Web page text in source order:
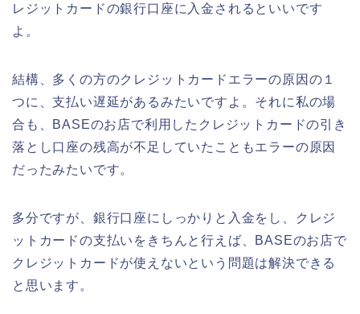
レジットカードの銀行口座に入金されるといいです
よ。
結構、多くの方のクレジットカードエラーの原因の１
つに、支払い遅延があるみたいですよ。それに私の場
合も、BASEのお店で利用したクレジットカードの引き
落とし口座の残高が不足していたこともエラーの原因
だったみたいです。
多分ですが、銀行口座にしっかりと入金をし、クレジ
ットカードの支払いをきちんと行えば、BASEのお店で
クレジットカードが使えないという問題は解決できる
と思います。